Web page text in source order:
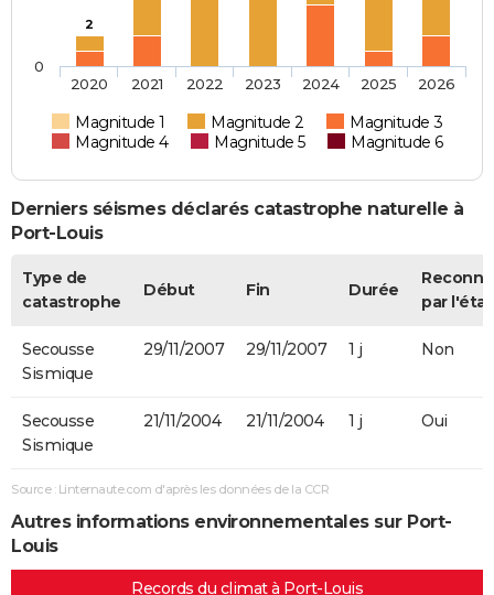
2
Magnitude 1 Magnitude 2
Magnitude 3
Magnitude 4
Magnitude 5 Magnitude 6
2020 2021 2022 2023 2024 2025 2026
0
Derniers séismes déclarés catastrophe naturelle à
Port-Louis
Type de
catastrophe
Début Fin Durée
par l'état
Secousse
Sismique
29/11/2007 29/11/2007 1 j Non
Secousse
Sismique
21/11/2004 21/11/2004 1 j Oui
Source : Linternaute.com d'après les données de la CCR
Autres informations environnementales sur Port-
Louis
Records du climat à Port-Louis